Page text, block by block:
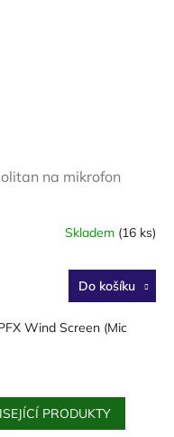
na mikrofon
Skladem (16 ks)
Do košíku
Wind Screen (Mic
PRODUKTY